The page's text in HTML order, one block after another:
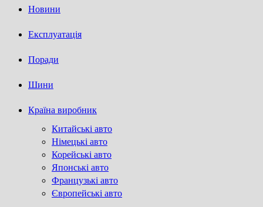
Новини
Експлуатація
Поради
Шини
Країна виробник
Китайські авто
Німецькі авто
Корейські авто
Японські авто
Французькі авто
Європейські авто